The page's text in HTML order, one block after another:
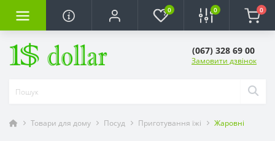
0 0 0
(067) 328 69 00
Замовити дзвінок
Товари для дому Посуд Приготування їжі Жаровні